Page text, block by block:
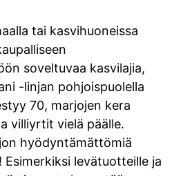
tai kasvihuoneissa
soveltuvaa kasvilajia,
-linjan pohjoispuolella
70, marjojen kera
villiyrtit vielä päälle.
hyödyntämättömiä
Esimerkiksi levätuotteille ja